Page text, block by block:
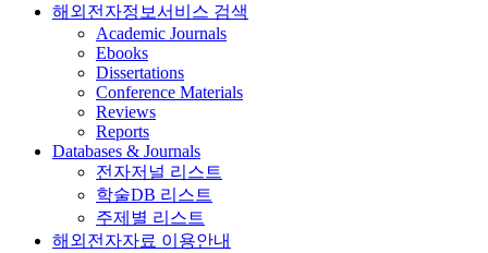
해외전자정보서비스 검색
Academic Journals
Ebooks
Dissertations
Conference Materials
Reviews
Reports
Databases & Journals
전자저널 리스트
학술DB 리스트
주제별 리스트
해외전자자료 이용안내